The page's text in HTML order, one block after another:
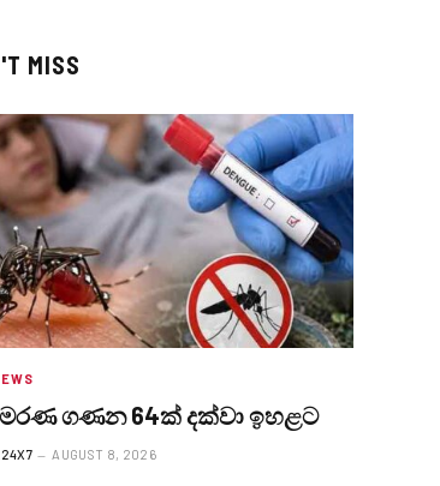
MISS
මරණ ගණන 64ක් දක්වා ඉහළට
AUGUST 8, 2026